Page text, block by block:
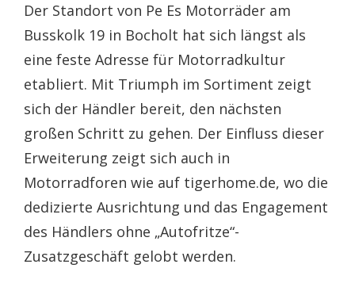
Der Standort von Pe Es Motorräder am
Busskolk 19 in Bocholt hat sich längst als
eine feste Adresse für Motorradkultur
etabliert. Mit Triumph im Sortiment zeigt
sich der Händler bereit, den nächsten
großen Schritt zu gehen. Der Einfluss dieser
Erweiterung zeigt sich auch in
Motorradforen wie auf tigerhome.de, wo die
dedizierte Ausrichtung und das Engagement
des Händlers ohne „Autofritze“-
Zusatzgeschäft gelobt werden.